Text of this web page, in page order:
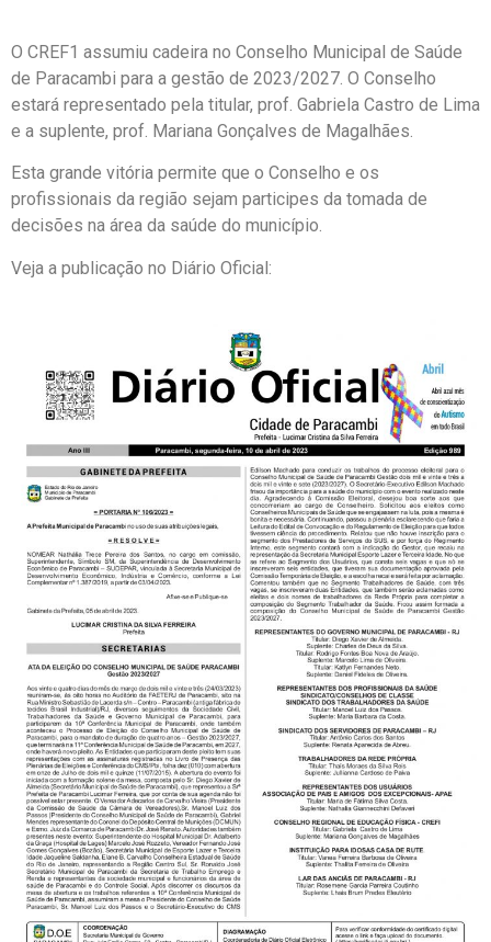
O CREF1 assumiu cadeira no Conselho Municipal de Saúde
de Paracambi para a gestão de 2023/2027. O Conselho
estará representado pela titular, prof. Gabriela Castro de Lima
e a suplente, prof. Mariana Gonçalves de Magalhães.
Esta grande vitória permite que o Conselho e os
profissionais da região sejam participes da tomada de
decisões na área da saúde do município.
Veja a publicação no Diário Oficial: